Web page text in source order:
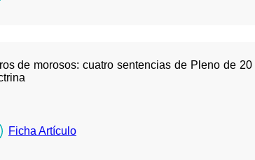
de morosos: cuatro sentencias de Pleno de
Ficha Artículo